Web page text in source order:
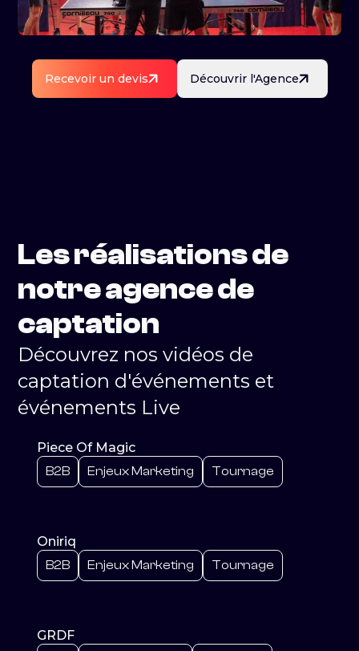
Recevoir un devis Découvrir l'Agence
Les réalisations de
notre agence de
captation
Découvrez nos vidéos de
captation d'événements et
événements Live
Piece Of Magic
B2B Enjeux Marketing Tournage
Oniriq
B2B Enjeux Marketing Tournage
GRDF